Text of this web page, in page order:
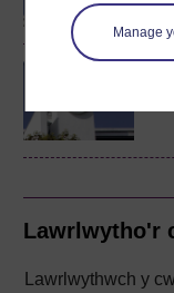
Manage
Lawrlwytho'r
Lawrlwythwch y